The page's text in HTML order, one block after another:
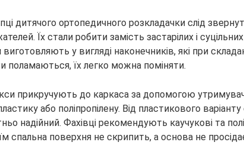
дитячого ортопедичного розкладачки слід
Їх стали робити замість застарілих і
у вигляді наконечників, які при
поламаються, їх легко можна поміняти.
прикручують до каркаса за допомогою
або поліпропілену. Від пластикового
надійний. Фахівці рекомендують каучукові та
спальна поверхня не скрипить, а основа не